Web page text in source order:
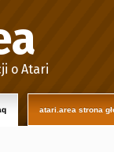
o Atari
atari.area strona